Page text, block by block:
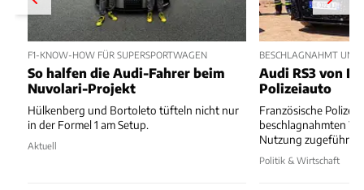
F1-KNOW-HOW FÜR SUPERSPORTWAGEN
So halfen die Audi-Fahrer beim
Nuvolari-Projekt
Hülkenberg und Bortoleto tüfteln nicht nur
in der Formel 1 am Setup.
Aktuell
BESCHLAGNAHMT UND
Audi RS3 von
Polizeiauto
Französische Polizei
beschlagnahmten
Nutzung zugeführt.
Politik & Wirtschaft